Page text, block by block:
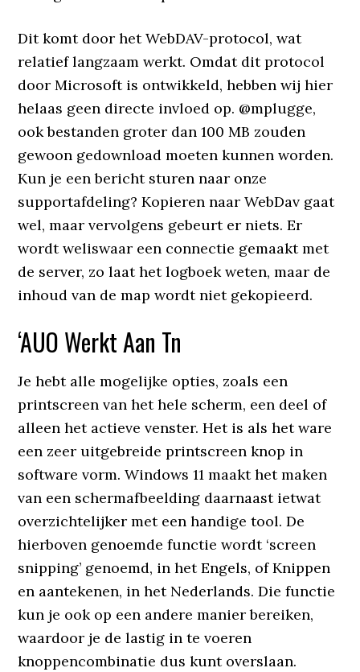
Dit komt door het WebDAV-protocol, wat
relatief langzaam werkt. Omdat dit protocol
door Microsoft is ontwikkeld, hebben wij hier
helaas geen directe invloed op. @mplugge,
ook bestanden groter dan 100 MB zouden
gewoon gedownload moeten kunnen worden.
Kun je een bericht sturen naar onze
supportafdeling? Kopieren naar WebDav gaat
wel, maar vervolgens gebeurt er niets. Er
wordt weliswaar een connectie gemaakt met
de server, zo laat het logboek weten, maar de
inhoud van de map wordt niet gekopieerd.
‘AUO Werkt Aan Tn
Je hebt alle mogelijke opties, zoals een
printscreen van het hele scherm, een deel of
alleen het actieve venster. Het is als het ware
een zeer uitgebreide printscreen knop in
software vorm. Windows 11 maakt het maken
van een schermafbeelding daarnaast ietwat
overzichtelijker met een handige tool. De
hierboven genoemde functie wordt ‘screen
snipping’ genoemd, in het Engels, of Knippen
en aantekenen, in het Nederlands. Die functie
kun je ook op een andere manier bereiken,
waardoor je de lastig in te voeren
knoppencombinatie dus kunt overslaan.